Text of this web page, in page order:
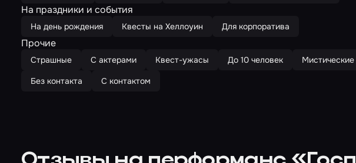
На праздники и события
На день рождения Квесты на Хеллоуин Для корпоратива
Прочие
Страшные С актерами Квест-ужасы До 10 человек Мистические
Без контакта
С контактом